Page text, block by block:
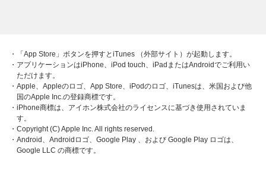
・「App Store」ボタンを押すとiTunes （外部サイト）が起動します。
・アプリケーションはiPhone、iPod touch、iPadまたはAndroidでご利用い
ただけます。
・Apple、Appleのロゴ、App Store、iPodのロゴ、iTunesは、米国および他
国のApple Inc.の登録商標です。
・iPhone商標は、アイホン株式会社のライセンスに基づき使用されていま
す。
・Copyright (C) Apple Inc. All rights reserved.
・Android、Androidロゴ、Google Play 、および Google Play ロゴは、
Google LLC の商標です。